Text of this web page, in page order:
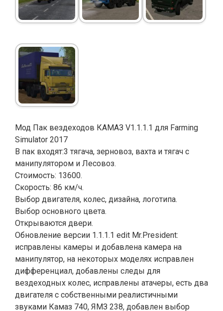
Мод Пак вездеходов КАМАЗ V1.1.1.1 для Farming
Simulator 2017
В пак входят:3 тягача, зерновоз, вахта и тягач с
манипулятором и Лесовоз.
Стоимость: 13600.
Скорость: 86 км/ч.
Выбор двигателя, колес, дизайна, логотипа.
Выбор основного цвета.
Открываются двери.
Обновление версии 1.1.1.1 edit Mr.President:
исправлены камеры и добавлена камера на
манипулятор, на некоторых моделях исправлен
дифференциал, добавлены следы для
вездеходных колес, исправлены атачеры, есть два
двигателя с собственными реалистичными
звуками Камаз 740, ЯМЗ 238, добавлен выбор